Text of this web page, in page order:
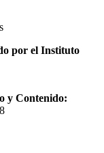
por el Instituto
y Contenido: